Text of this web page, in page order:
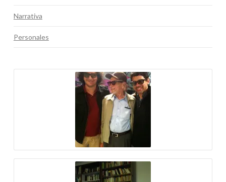
Narrativa
Personales